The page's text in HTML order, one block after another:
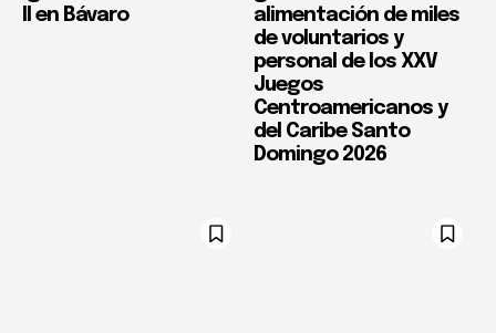
II en Bávaro
alimentación de miles
de voluntarios y
personal de los XXV
Juegos
Centroamericanos y
del Caribe Santo
Domingo 2026